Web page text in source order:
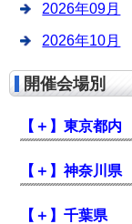
2026年09月
2026年10月
開催会場別
【＋】東京都内
【＋】神奈川県
【＋】千葉県